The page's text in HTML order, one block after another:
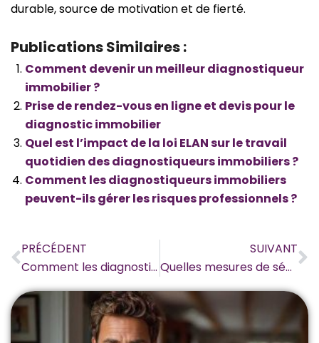
durable, source de motivation et de fierté.
Publications Similaires :
Comment devenir un meilleur diagnostiqueur
immobilier ?
Prise de rendez-vous en ligne et devis pour le
diagnostic immobilier
Quel est l’impact de la loi ELAN sur le travail
quotidien des diagnostiqueurs immobiliers ?
Comment les diagnostiqueurs immobiliers
peuvent-ils gérer les risques professionnels ?
Précédent
PRÉCÉDENT
Comment les diagnostiqueurs immobiliers peuvent-ils résoudre des cas complexes ?
SUIVANT
Quelles mesures de sécurité les diagnostiqueurs immobiliers doivent-ils prendre sur le terrain ?